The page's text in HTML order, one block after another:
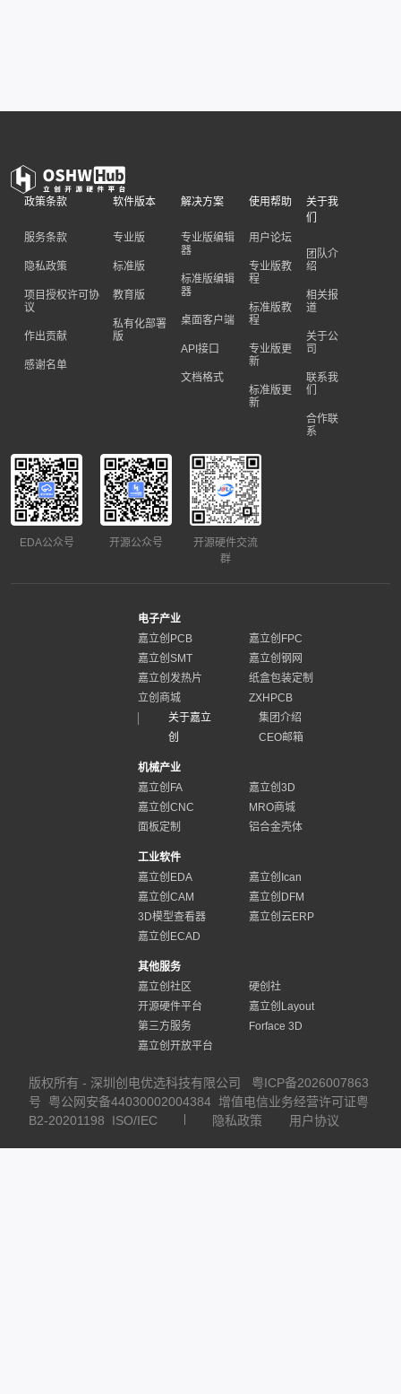
政策条款
服务条款
隐私政策
项目授权许可协
议
作出贡献
感谢名单
软件版本
专业版
标准版
教育版
私有化部署
版
解决方案
专业版编辑
器
标准版编辑
器
桌面客户端
API接口
文档格式
使用帮助
用户论坛
专业版教
程
标准版教
程
专业版更
新
标准版更
新
关于我
们
团队介
绍
相关报
道
关于公
司
联系我
们
合作联
系
EDA公众号 开源公众号
开源硬件交流
群
电子产业
嘉立创PCB
嘉立创FPC
嘉立创SMT
嘉立创钢网
嘉立创发热片
纸盒包装定制
立创商城
ZXHPCB
关于嘉立
创
集团介绍
CEO邮箱
机械产业
嘉立创FA
嘉立创3D
嘉立创CNC
MRO商城
面板定制
铝合金壳体
工业软件
嘉立创EDA
嘉立创Ican
嘉立创CAM
嘉立创DFM
3D模型查看器
嘉立创云ERP
嘉立创ECAD
其他服务
嘉立创社区
硬创社
开源硬件平台
嘉立创Layout
第三方服务
Forface 3D
嘉立创开放平台
版权所有 - 深圳创电优选科技有限公司
粤ICP备2026007863
号
粤公网安备44030002004384 增值电信业务经营许可证粤
B2-20201198
ISO/IEC 隐私政策 用户协议